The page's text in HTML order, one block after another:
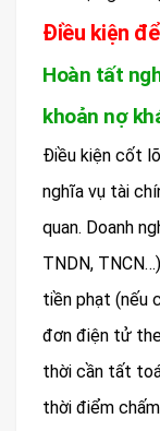
Điều kiện
Hoàn tất
khoản nợ
Điều kiện cốt
nghĩa vụ tài
quan. Doanh
TNDN,
tiền phạt (nếu
đơn điện tử
thời cần tất
thời điểm